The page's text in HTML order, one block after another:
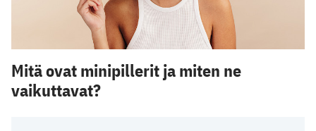
Mitä ovat minipillerit ja miten ne
vaikuttavat?